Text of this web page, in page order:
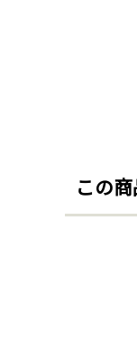
この